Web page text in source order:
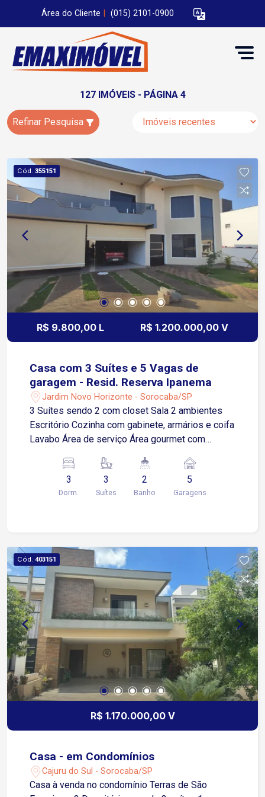
Área do Cliente (015) 2101-0900
127 IMÓVEIS - PÁGINA 4
Refinar Pesquisa
Cód. 355151
R$ 9.800,00 L R$ 1.200.000,00 V
Casa com 3 Suítes e 5 Vagas de
garagem - Resid. Reserva Ipanema
Jardim Novo Horizonte - Sorocaba/SP
3 Suítes sendo 2 com closet Sala 2 ambientes
Escritório Cozinha com gabinete, armários e coifa
Lavabo Área de serviço Área gourmet com
2 cobertas Infraestrutura do Condomínio: Área
kids Salão de festas Sala de jogos Piscina Lago
para pesca Quadras esportivas Portaria 24 horas
3
Dorm.
3
Suítes
2
Banho
5
Garagens
Cód. 403151
R$ 1.170.000,00 V
Casa - em Condomínios
Cajuru do Sul - Sorocaba/SP
Casa à venda no condomínio Terras de São